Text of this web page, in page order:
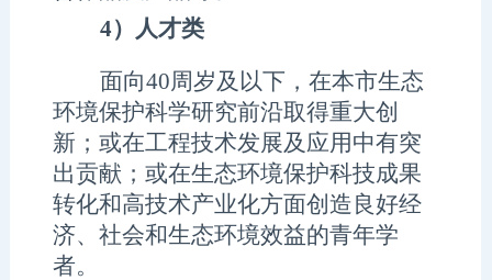
4） 人才类
面向40周岁及以下，在本市生态
环境保护科学研究前沿取得重大创
新；或在工程技术发展及应用中有突
出贡献；或在生态环境保护科技成果
转化和高技术产业化方面创造良好经
济、社会和生态环境效益的青年学
者。